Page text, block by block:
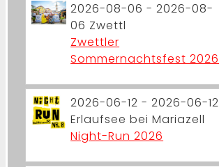
2026-08-06 - 2026-08-
06 Zwettl
Zwettler
Sommernachtsfest 2026
2026-06-12 - 2026-06-12
Erlaufsee bei Mariazell
Night-Run 2026